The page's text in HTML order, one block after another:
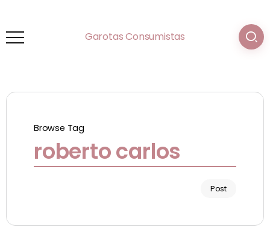
Garotas Consumistas
Browse Tag
roberto carlos
Post